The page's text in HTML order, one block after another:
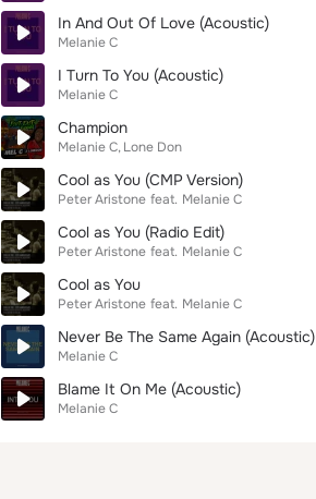
In And Out Of Love (Acoustic)
Melanie C
I Turn To You (Acoustic)
Melanie C
Champion
Melanie C Lone Don
Cool as You (CMP Version)
Peter Aristone feat. Melanie C
Cool as You (Radio Edit)
Peter Aristone feat. Melanie C
Cool as You
Peter Aristone feat. Melanie C
Never Be The Same Again (Acoustic)
Melanie C
Blame It On Me (Acoustic)
Melanie C